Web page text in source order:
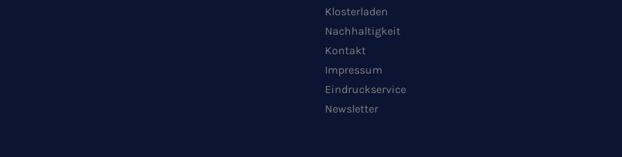
Klosterladen
Nachhaltigkeit
Kontakt
Impressum
Eindruckservice
Newsletter